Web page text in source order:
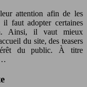
attention afin de les
faut adopter certaines
Ainsi, il vaut mieux
du site, des teasers
du public. À titre